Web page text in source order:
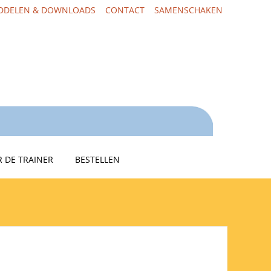
& DOWNLOADS CONTACT SAMENSCHAKEN
DE TRAINER BESTELLEN